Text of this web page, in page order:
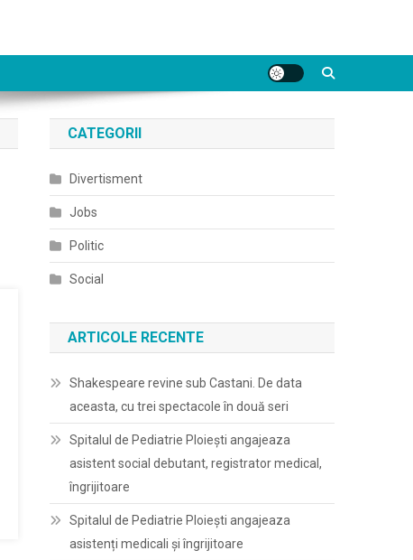
CATEGORII
Divertisment
Jobs
Politic
Social
ARTICOLE RECENTE
Shakespeare revine sub Castani. De data
aceasta, cu trei spectacole în două seri
Spitalul de Pediatrie Ploieşti angajeaza
asistent social debutant, registrator medical,
îngrijitoare
Spitalul de Pediatrie Ploieşti angajeaza
asistenți medicali și îngrijitoare